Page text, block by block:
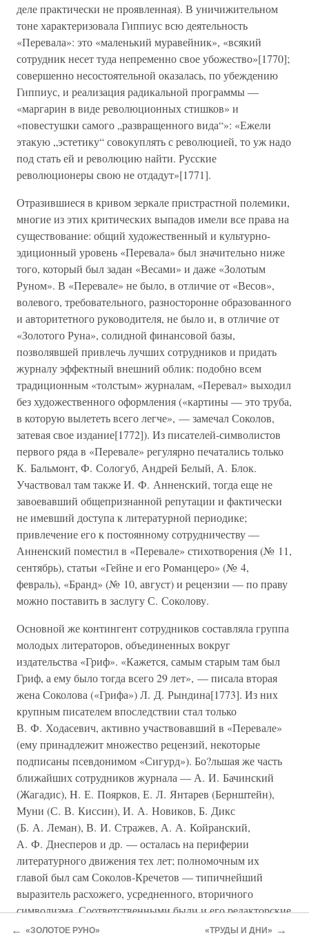
деле практически не проявленная). В уничижительном
тоне характеризовала Гиппиус всю деятельность
«Перевала»: это «маленький муравейник», «всякий
сотрудник несет туда непременно свое убожество»[1770];
совершенно несостоятельной оказалась, по убеждению
Гиппиус, и реализация радикальной программы —
«маргарин в виде революционных стишков» и
«повестушки самого „развращенного вида“»: «Ежели
этакую „эстетику“ совокуплять с революцией, то уж надо
под стать ей и революцию найти. Русские
революционеры свою не отдадут»[1771].
Отразившиеся в кривом зеркале пристрастной полемики,
многие из этих критических выпадов имели все права на
существование: общий художественный и культурно-
эдиционный уровень «Перевала» был значительно ниже
того, который был задан «Весами» и даже «Золотым
Руном». В «Перевале» не было, в отличие от «Весов»,
волевого, требовательного, разносторонне образованного
и авторитетного руководителя, не было и, в отличие от
«Золотого Руна», солидной финансовой базы,
позволявшей привлечь лучших сотрудников и придать
журналу эффектный внешний облик: подобно всем
традиционным «толстым» журналам, «Перевал» выходил
без художественного оформления («картины — это труба,
в которую вылететь всего легче», — замечал Соколов,
затевая свое издание[1772]). Из писателей-символистов
первого ряда в «Перевале» регулярно печатались только
К. Бальмонт, Ф. Сологуб, Андрей Белый, А. Блок.
Участвовал там также И. Ф. Анненский, тогда еще не
завоевавший общепризнанной репутации и фактически
не имевший доступа к литературной периодике;
привлечение его к постоянному сотрудничеству —
Анненский поместил в «Перевале» стихотворения (№ 11,
сентябрь), статьи «Гейне и его Романцеро» (№ 4,
февраль), «Бранд» (№ 10, август) и рецензии — по праву
можно поставить в заслугу С. Соколову.
Основной же контингент сотрудников составляла группа
молодых литераторов, объединенных вокруг
издательства «Гриф». «Кажется, самым старым там был
Гриф, а ему было тогда всего 29 лет», — писала вторая
жена Соколова («Грифа») Л. Д. Рындина[1773]. Из них
крупным писателем впоследствии стал только
В. Ф. Ходасевич, активно участвовавший в «Перевале»
(ему принадлежит множество рецензий, некоторые
подписаны псевдонимом «Сигурд»). Бо?льшая же часть
ближайших сотрудников журнала — А. И. Бачинский
(Жагадис), H. Е. Поярков, Е. Л. Янтарев (Бернштейн),
Муни (С. В. Киссин), И. А. Новиков, Б. Дикс
(Б. А. Леман), В. И. Стражев, А. А. Койранский,
А. Ф. Днесперов и др. — осталась на периферии
литературного движения тех лет; полномочным их
главой был сам Соколов-Кречетов — типичнейший
выразитель расхожего, усредненного, вторичного
символизма. Соответственными были и его редакторские
требования. «Вещи, отвергнутые „Скорпионом“,
← «ЗОЛОТОЕ РУНО» «ТРУДЫ И ДНИ» →